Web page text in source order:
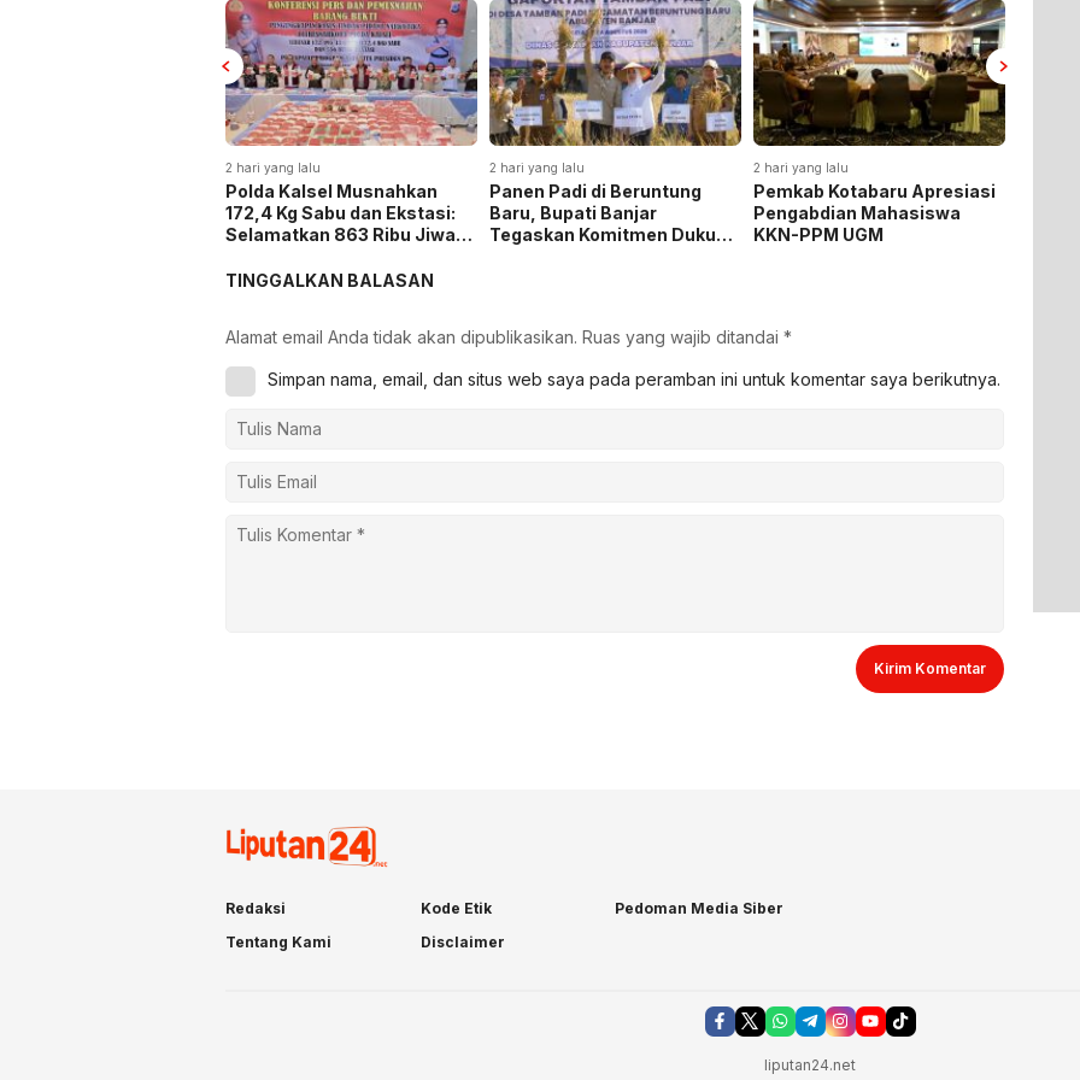
2 hari yang lalu
Polda Kalsel Musnahkan
172,4 Kg Sabu dan Ekstasi:
Selamatkan 863 Ribu Jiwa
4,3 Triliun
2 hari yang lalu
Panen Padi di Beruntung
Baru, Bupati Banjar
Tegaskan Komitmen Dukung
2 hari yang lalu
Pemkab Kotabaru Apresiasi
Pengabdian Mahasiswa
KKN-PPM UGM
TINGGALKAN BALASAN
Alamat email Anda tidak akan dipublikasikan. Ruas yang wajib ditandai *
Simpan nama, email, dan situs web saya pada peramban ini untuk komentar saya berikutnya.
Redaksi Kode Etik
Pedoman Media Siber
Tentang Kami
Disclaimer
liputan24.net